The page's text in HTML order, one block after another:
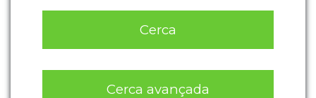
Cerca
Cerca avançada